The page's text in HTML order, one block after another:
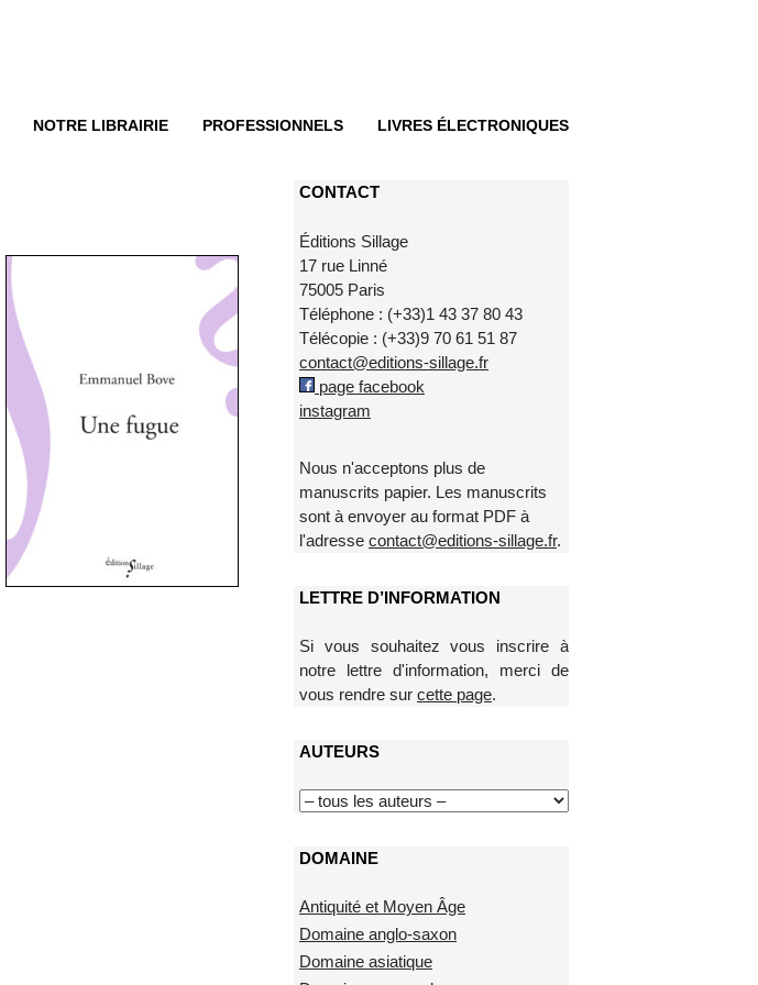
NOTRE LIBRAIRIE PROFESSIONNELS LIVRES ÉLECTRONIQUES
CONTACT
Éditions Sillage
17 rue Linné
75005 Paris
Téléphone : (+33)1 43 37 80 43
Télécopie : (+33)9 70 61 51 87
contact@editions-sillage.fr
page facebook
instagram
Nous n'acceptons plus de
manuscrits papier. Les manuscrits
sont à envoyer au format PDF à
l'adresse contact@editions-sillage.fr.
LETTRE D’INFORMATION
Si vous souhaitez vous inscrire à
notre lettre d'information, merci de
vous rendre sur cette page.
AUTEURS
DOMAINE
Antiquité et Moyen Âge
Domaine anglo-saxon
Domaine asiatique